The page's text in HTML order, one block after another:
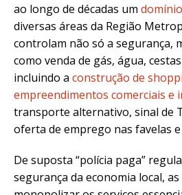
ao longo de décadas um
diversas áreas da Região
controlam não só a segurança,
como venda de gás, água,
incluindo a construção de
empreendimentos comerciais e
transporte alternativo, sinal de
oferta de emprego nas favelas
De suposta “polícia paga”
segurança da economia local,